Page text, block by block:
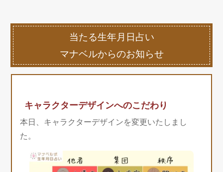
当たる生年月日占い
マナベルからのお知らせ
キャラクターデザインへのこだわり
本日、キャラクターデザインを変更いたしまし
た。